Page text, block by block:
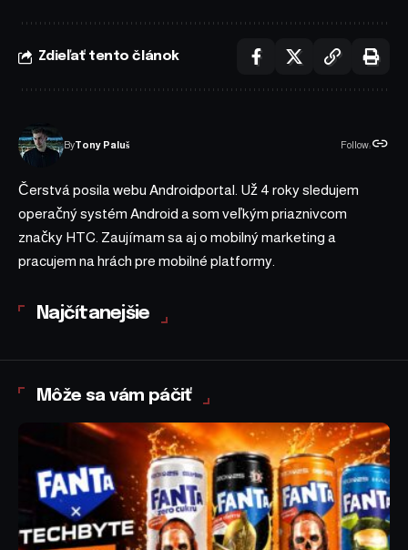
Zdieľať tento článok
ByTony Paluš Follow:
Čerstvá posila webu Androidportal. Už 4 roky sledujem
operačný systém Android a som veľkým priaznivcom
značky HTC. Zaujímam sa aj o mobilný marketing a
pracujem na hrách pre mobilné platformy.
Najčítanejšie
Môže sa vám páčiť